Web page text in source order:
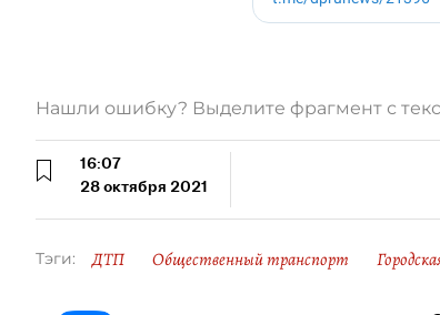
Нашли ошибку? Выделите фрагмент с
16:07
28 октября 2021
Тэги: ДТП Общественный транспорт